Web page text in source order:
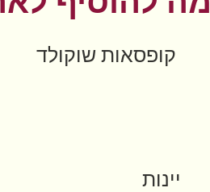
קופסאות שוקולד
יינות